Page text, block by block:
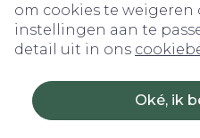
om cookies te weigeren
instellingen aan te
detail uit in ons
Oké, ik